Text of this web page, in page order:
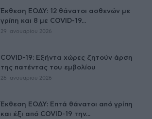
Έκθεση ΕΟΔΥ: 12 θάνατοι ασθενών με
γρίπη και 8 με COVID-19...
29 Ιανουαρίου 2026
COVID-19: Εξήντα χώρες ζητούν άρση
της πατέντας του εμβολίου
26 Ιανουαρίου 2026
Έκθεση ΕΟΔΥ: Επτά θάνατοι από γρίπη
και έξι από COVID-19 την...